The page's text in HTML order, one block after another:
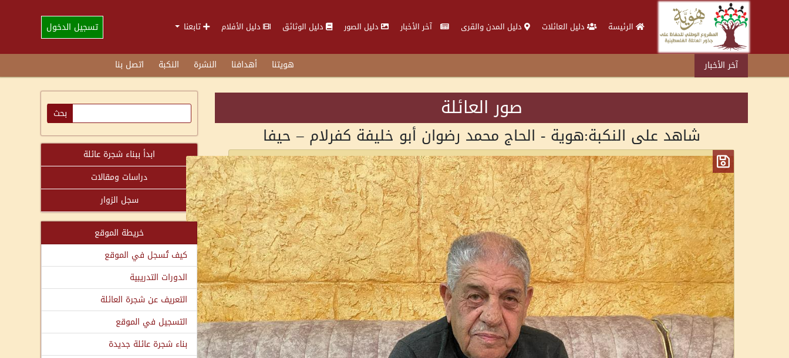
الرئيسة دليل العائلات دليل المدن والقرى آخر الأخبار دليل الصور دليل الوثائق دليل الأفلام تابعنا تسجيل الدخول
آخر الأخبار هويتنا أهدافنا النشرة النكبة اتصل بنا
صور العائلة
شاهد على النكبة:هوية - الحاج محمد رضوان أبو خليفة كفرلام – حيفا
ابدأ ببناء شجرة عائلة
دراسات ومقالات
سجل الزوار
خريطة الموقع
كيف تُسجل في الموقع
الدورات التدريبية
التعريف عن شجرة العائلة
التسجيل في الموقع
بناء شجرة عائلة جديدة